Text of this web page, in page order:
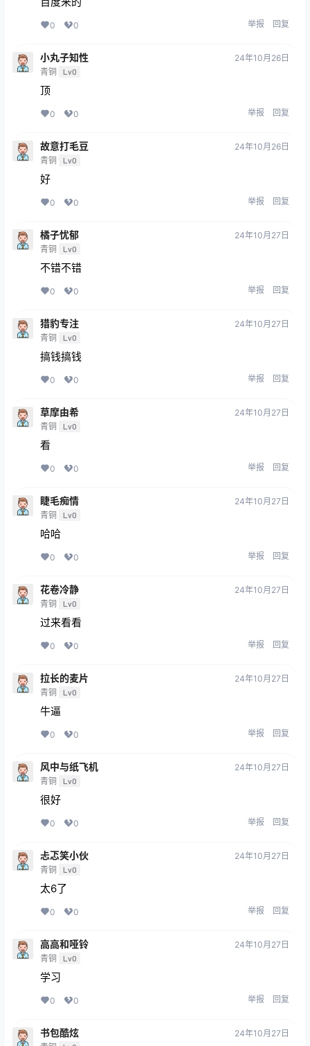
0 0 举报 回复
小丸子知性
青铜 Lv0
24年10月26日
顶
0 0 举报 回复
故意打毛豆
青铜 Lv0
24年10月26日
好
0 0 举报 回复
橘子忧郁
青铜 Lv0
24年10月27日
不错不错
0 0 举报 回复
猎豹专注
青铜 Lv0
24年10月27日
搞钱搞钱
0 0 举报 回复
草摩由希
青铜 Lv0
24年10月27日
看
0 0 举报 回复
睫毛痴情
青铜 Lv0
24年10月27日
哈哈
0 0 举报 回复
花卷冷静
青铜 Lv0
24年10月27日
过来看看
0 0 举报 回复
拉长的麦片
青铜 Lv0
24年10月27日
牛逼
0 0 举报 回复
风中与纸飞机
青铜 Lv0
24年10月27日
很好
0 0 举报 回复
忐忑笑小伙
青铜 Lv0
24年10月27日
太6了
0 0 举报 回复
高高和哑铃
青铜 Lv0
24年10月27日
学习
0 0 举报 回复
书包酷炫 24年10月27日